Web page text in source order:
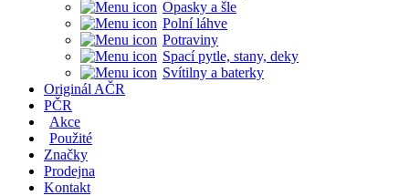
Opasky a šle
Polní láhve
Potraviny
Spací pytle, stany, deky
Svítilny a baterky
Originál AČR
PČR
Akce
Použité
Značky
Prodejna
Kontakt